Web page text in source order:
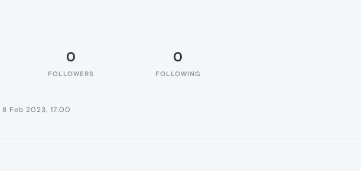
0
FOLLOWERS
0
FOLLOWING
8 Feb 2023, 17:00